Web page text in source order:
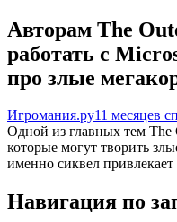
Авторам The
работать с
про злые
Игромания.ру11 месяцев
Одной из главных тем The
которые могут творить
именно сиквел
Навигация по